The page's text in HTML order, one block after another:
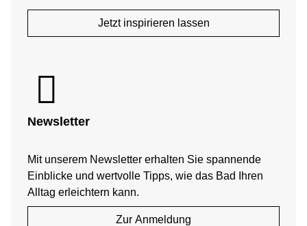
Jetzt inspirieren lassen
Newsletter
Mit unserem Newsletter erhalten Sie spannende
Einblicke und wertvolle Tipps, wie das Bad Ihren
Alltag erleichtern kann.
Zur Anmeldung